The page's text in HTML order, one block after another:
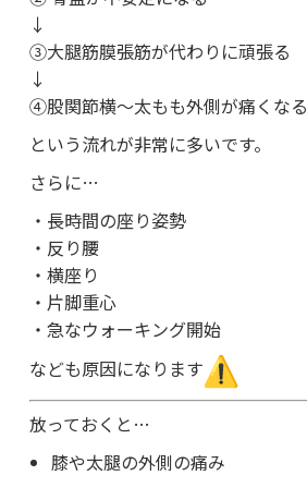
↓
③大腿筋膜張筋が代わりに頑張る
↓
④股関節横〜太もも外側が痛くなる
という流れが非常に多いです。
さらに…
・長時間の座り姿勢
・反り腰
・横座り
・片脚重心
・急なウォーキング開始
なども原因になります
放っておくと…
膝や太腿の外側の痛み